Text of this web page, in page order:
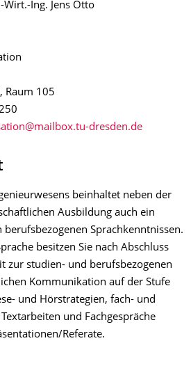
Ing. Jens Otto
Raum 105
beinhaltet neben der
Ausbildung auch ein
Sprachkenntnissen.
besitzen Sie nach Abschluss
zur studien- und berufsbezogenen
Kommunikation auf der Stufe
und Hörstrategien, fach- und
und Fachgespräche
Referate.